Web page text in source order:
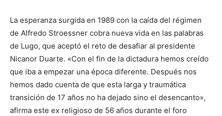
La esperanza surgida en 1989 con la caída del régimen
de Alfredo Stroessner cobra nueva vida en las palabras
de Lugo, que aceptó el reto de desafiar al presidente
Nicanor Duarte. «Con el fin de la dictadura hemos creído
que iba a empezar una época diferente. Después nos
hemos dado cuenta de que esta larga y traumática
transición de 17 años no ha dejado sino el desencanto»,
afirma este ex religioso de 56 años durante el foro